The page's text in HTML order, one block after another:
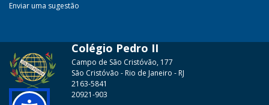
Enviar uma sugestão
Colégio Pedro II
Campo de São Cristóvão, 177
São Cristóvão - Rio de Janeiro - RJ
2163-5841
20921-903